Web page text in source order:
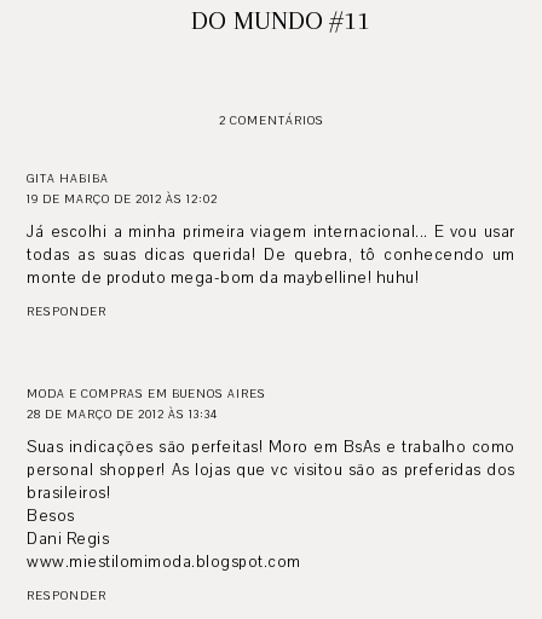
DO MUNDO #11
2 COMENTÁRIOS
GITA HABIBA
19 DE MARÇO DE 2012 ÀS 12:02
Já escolhi a minha primeira viagem internacional... E vou usar
todas as suas dicas querida! De quebra, tô conhecendo um
monte de produto mega-bom da maybelline! huhu!
RESPONDER
MODA E COMPRAS EM BUENOS AIRES
28 DE MARÇO DE 2012 ÀS 13:34
Suas indicações são perfeitas! Moro em BsAs e trabalho como
personal shopper! As lojas que vc visitou são as preferidas dos
brasileiros!
Besos
Dani Regis
www.miestilomimoda.blogspot.com
RESPONDER